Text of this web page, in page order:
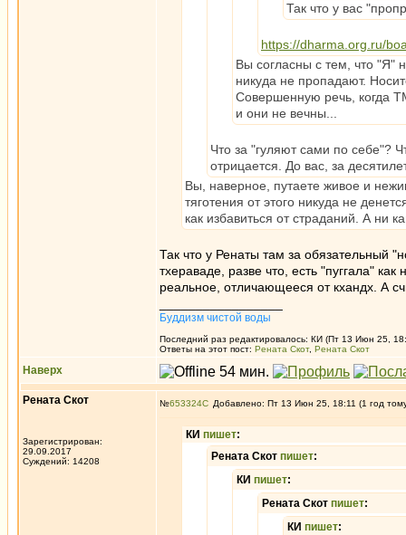
Так что у вас
https://dharma.org.ru/
Вы согласны с тем, что "Я"
никуда не пропадают.
Совершенную речь, когда
и они не вечны...
Что за "гуляют сами по себе"?
отрицается. До вас, за
Вы, наверное, путаете живое и
тяготения от этого никуда не
как избавиться от страданий. А ни
Так что у Ренаты там за обязательный
тхераваде, разве что, есть "пуггала"
реальное, отличающееся от кхандх. А
Буддизм чистой воды
Последний раз редактировалось: КИ (Пт 13 Июн 25,
Ответы на этот пост: Рената Скот, Рената Скот
Наверх
Рената Скот
Зарегистрирован:
29.09.2017
Суждений: 14208
№653324 Добавлено: Пт 13 Июн 25, 18:11 (1 год
КИ пишет:
Рената Скот пишет:
КИ пишет:
Рената Скот пишет:
КИ пишет: